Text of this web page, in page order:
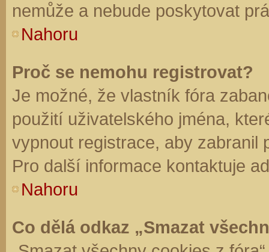
nemůže a nebude poskytovat
Nahoru
Proč se nemohu registrovat?
Je možné, že vlastník fóra
použití uživatelského jména,
vypnout registrace, aby zabranil
Pro další informace kontaktuje
Nahoru
Co dělá odkaz „Smazat